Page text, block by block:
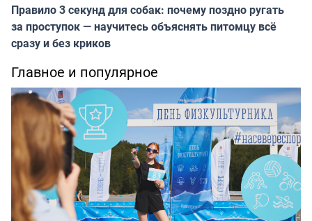
Правило 3 секунд для собак: почему поздно ругать
за проступок — научитесь объяснять питомцу всё
сразу и без криков
Главное и популярное